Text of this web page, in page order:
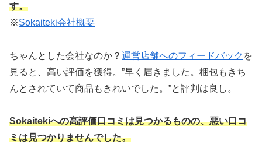
す。
※Sokaiteki会社概要
ちゃんとした会社なのか？ 運営店舗へのフィードバック を
見ると、高い評価を獲得。”早く届きました。梱包もきち
んとされていて商品もきれいでした。”と評判は良し。
Sokaitekiへの高評価口コミは見つかるものの、悪い口コ
ミは見つかりませんでした。